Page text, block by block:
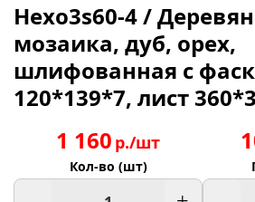
Hexo3s60-4 /
мозаика, дуб, орех,
шлифованная с
120*139*7, лист
1 160 р./шт
Кол-во (шт)